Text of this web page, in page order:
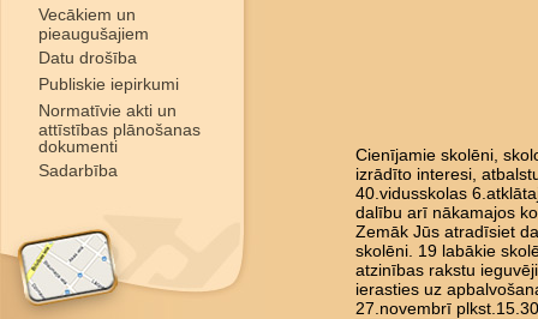
Vecākiem un
pieaugušajiem
Datu drošība
Publiskie iepirkumi
Normatīvie akti un
attīstības plānošanas
dokumenti
Sadarbība
Cienījamie skolēni,
izrādīto interesi,
40.vidusskolas
dalību arī nākamajos
Zemāk Jūs atradīsiet
skolēni. 19 labākie
atzinības rakstu
ierasties uz
27.novembrī